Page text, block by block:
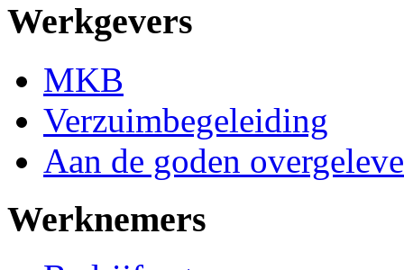
Werkgevers
MKB
Verzuimbegeleiding
Aan de goden
Werknemers